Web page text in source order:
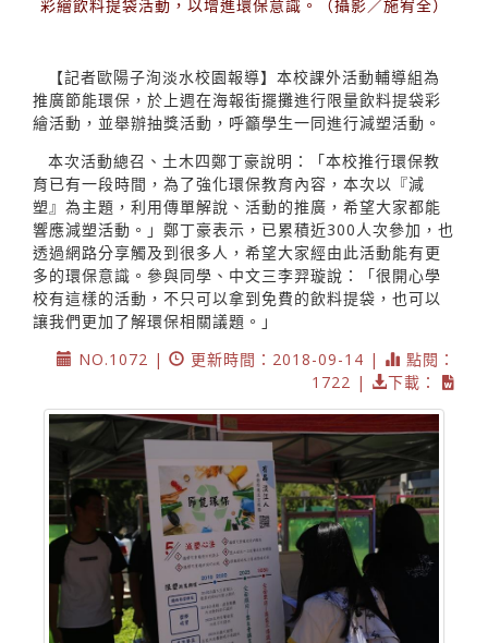
彩繪飲料提袋活動，以增進環保意識。（攝影／施宥全）
【記者歐陽子洵淡水校園報導】本校課外活動輔導組為
推廣節能環保，於上週在海報街擺攤進行限量飲料提袋彩
繪活動，並舉辦抽獎活動，呼籲學生一同進行減塑活動。
本次活動總召、土木四鄭丁豪說明：「本校推行環保教
育已有一段時間，為了強化環保教育內容，本次以『減
塑』為主題，利用傳單解說、活動的推廣，希望大家都能
響應減塑活動。」鄭丁豪表示，已累積近300人次參加，也
透過網路分享觸及到很多人，希望大家經由此活動能有更
多的環保意識。參與同學、中文三李羿璇說：「很開心學
校有這樣的活動，不只可以拿到免費的飲料提袋，也可以
讓我們更加了解環保相關議題。」
NO.1072 |
更新時間：2018-09-14 |
點閱：
1722 |
下載：